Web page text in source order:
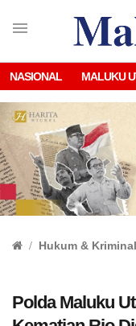
NASIONAL MALUKU
Hukum & Kriminal
Polda Maluku